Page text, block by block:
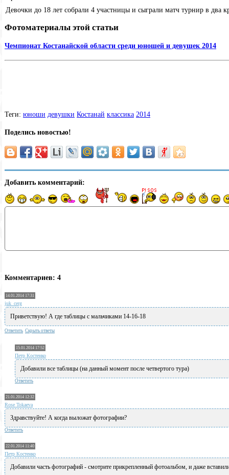
Девочки до 18 лет собрали 4 участницы и сыграли матч турнир в два
Фотоматериалы этой статьи
Чемпионат Костанайской области среди юношей и девушек 2014
Теги: юноши девушки Костанай классика 2014
Поделись новостью!
Добавить комментарий:
Комментариев: 4
14.01.2014 17:31
juk_cerg
Приветствую! А где таблицы с мальчиками 14-16-18
Ответить Скрыть ответы
15.01.2014 17:52
Петр Костенко
Добавили все таблицы (на данный момент после четвертого тура)
Ответить
21.01.2014 12:32
Rose Tokaeva
Здравствуйте! А когда выложат фотографии?
Ответить
22.01.2014 11:40
Петр Костенко
Добавили часть фотографий - смотрите прикрепленный фотоальбом, и даже